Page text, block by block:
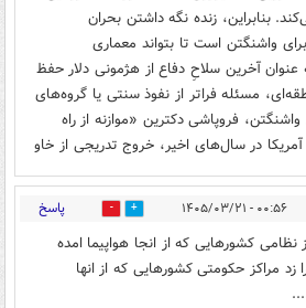
بنابراین، زنده نگه داشتن بحران
واشنگتن است تا بتواند معماری
عنوان آخرین سلاحِ دفاع از هژمونی دلار حفظ
مسئله فراتر از نفوذ سنتی یا گروه‌های
فروپاشی دکترین «موازنه از راه
در سال‌های اخیر، خروج تدریجی از خاو
۰۰:۵۶ - ۱۴۰۵/۰۳/۲۱ 1 پاسخ
نظامی کشورهایی که از انجا هواپیما امده
زد مراکز حکومتی کشورهایی که از انها